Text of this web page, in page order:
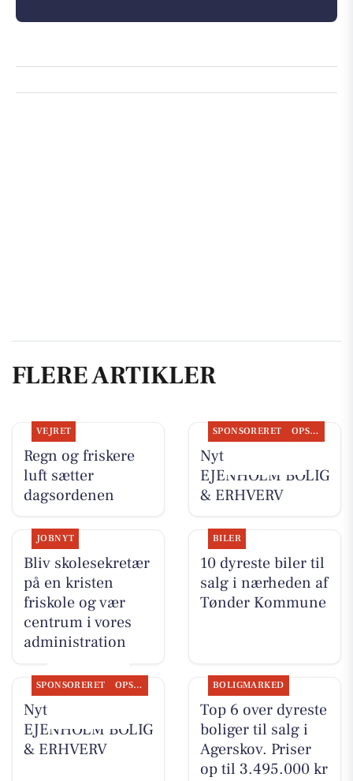
FLERE ARTIKLER
VEJRET
Regn og friskere
luft sætter
dagsordenen
SPONSORERET OPSLAGSTAVLEN
Nyt fra
EJENHOLM BOLIG
& ERHVERV
JOBNYT
Bliv skolesekretær
på en kristen
friskole og vær
centrum i vores
administration
BILER
10 dyreste biler til
salg i nærheden af
Tønder Kommune
SPONSORERET OPSLAGSTAVLEN
Nyt fra
EJENHOLM BOLIG
& ERHVERV
BOLIGMARKED
Top 6 over dyreste
boliger til salg i
Agerskov. Priser
op til 3.495.000 kr